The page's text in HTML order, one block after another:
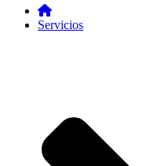
Servicios